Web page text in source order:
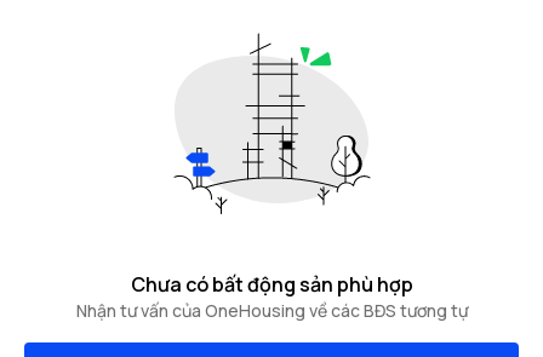
Chưa có bất động sản phù hợp
Nhận tư vấn của OneHousing về các BĐS tương tự